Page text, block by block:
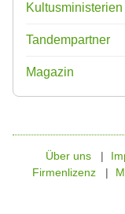
Kultusministerien
Tandempartner
Magazin
Über uns
Firmenlizenz